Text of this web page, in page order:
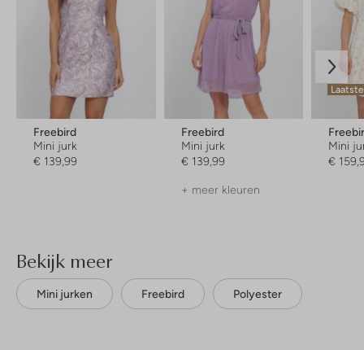
Freebird
Mini jurk
€ 139,99
Freebird
Mini jurk
€ 139,99
+ meer kleuren
Mini
€
Bekijk meer
Mini jurken Freebird Polyester